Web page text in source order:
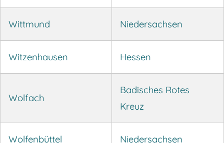
Wittmund Niedersachsen
Witzenhausen Hessen
Wolfach
Badisches Rotes
Kreuz
Wolfenbüttel Niedersachsen